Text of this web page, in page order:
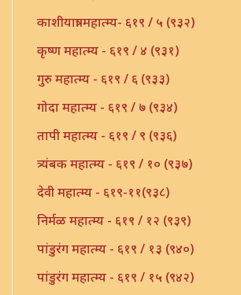
काशीयात्रा महात्म्य- ६१९ / ५ (९३२)
कृष्ण महात्म्य - ६१९ / ४ (९३१)
गुरु महात्म्य - ६१९ / ६ (९३३)
गोदा महात्म्य - ६१९ / ७ (९३४)
तापी महात्म्य - ६१९ / ९ (९३६)
त्र्यंबक महात्म्य - ६१९ / १० (९३७)
देवी महात्म्य - ६१९-११(९३८)
निर्मळ महात्म्य - ६१९ / १२ (९३९)
पांडुरंग महात्म्य - ६१९ / १३ (९४०)
पांडुरंग महात्म्य - ६१९ / १५ (९४२)